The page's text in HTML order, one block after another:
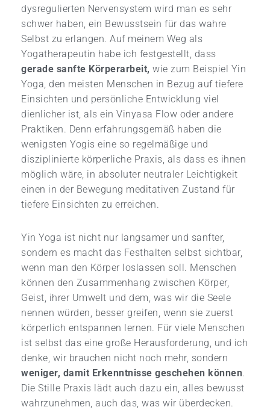
dysregulierten Nervensystem wird man es sehr
schwer haben, ein Bewusstsein für das wahre
Selbst zu erlangen. Auf meinem Weg als
Yogatherapeutin habe ich festgestellt, dass
gerade sanfte Körperarbeit, wie zum Beispiel Yin
Yoga, den meisten Menschen in Bezug auf tiefere
Einsichten und persönliche Entwicklung viel
dienlicher ist, als ein Vinyasa Flow oder andere
Praktiken. Denn erfahrungsgemäß haben die
wenigsten Yogis eine so regelmäßige und
disziplinierte körperliche Praxis, als dass es ihnen
möglich wäre, in absoluter neutraler Leichtigkeit
einen in der Bewegung meditativen Zustand für
tiefere Einsichten zu erreichen.
Yin Yoga ist nicht nur langsamer und sanfter,
sondern es macht das Festhalten selbst sichtbar,
wenn man den Körper loslassen soll. Menschen
können den Zusammenhang zwischen Körper,
Geist, ihrer Umwelt und dem, was wir die Seele
nennen würden, besser greifen, wenn sie zuerst
körperlich entspannen lernen. Für viele Menschen
ist selbst das eine große Herausforderung, und ich
denke, wir brauchen nicht noch mehr, sondern
weniger, damit Erkenntnisse geschehen können.
Die Stille Praxis lädt auch dazu ein, alles bewusst
wahrzunehmen, auch das, was wir überdecken.